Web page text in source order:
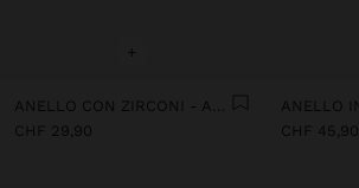
+
ANELLO CON ZIRCONI - ARGENTO 925
CHF 29,90
CHF 45,90